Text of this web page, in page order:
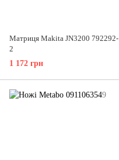
Матриця Makita JN3200 792292-
2
1 172 грн